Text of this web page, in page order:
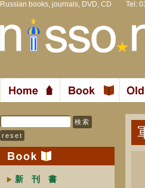
Russian books, journals, DVD, CD Tel:
新 刊 書